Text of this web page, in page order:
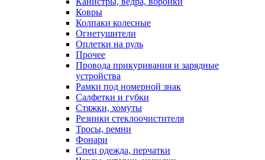
Ковры
Колпаки колесные
Огнетушители
Оплетки на руль
Прочее
Провода прикуривания и зарядные
устройства
Рамки под номерной знак
Салфетки и губки
Стяжки, хомуты
Резинки стеклоочистителя
Тросы, ремни
Фонари
Спец одежда, перчатки